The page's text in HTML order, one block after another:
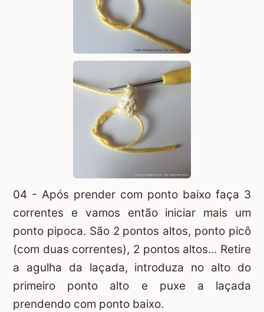
04 - Após prender com ponto baixo faça 3
correntes e vamos então iniciar mais um
ponto pipoca. São 2 pontos altos, ponto picô
(com duas correntes), 2 pontos altos... Retire
a agulha da laçada, introduza no alto do
primeiro ponto alto e puxe a laçada
prendendo com ponto baixo.